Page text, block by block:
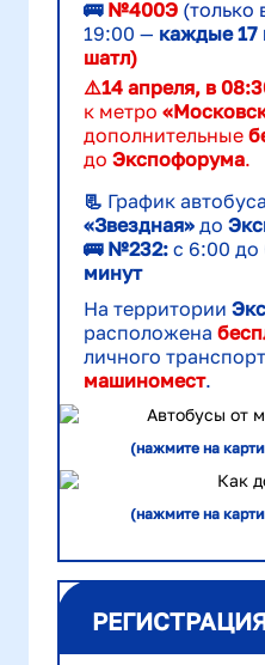
🚌 №400Э (только
19:00 — каждые 17
шатл)
⚠️14 апреля, в
к метро
дополнительные
до Экспофорума.
📃 График
«Звездная» до
🚌 №232: с 6:00 до
минут
На территории
расположена
личного
машиномест.
(нажмите на
(нажмите на